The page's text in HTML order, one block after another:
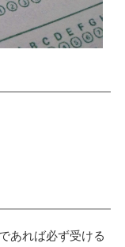
あれば必ず受ける